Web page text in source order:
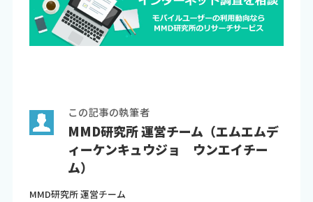
この記事の執筆者
MMD研究所 運営チーム（エムエムデ
ィーケンキュウジョ ウンエイチー
ム）
MMD研究所 運営チーム